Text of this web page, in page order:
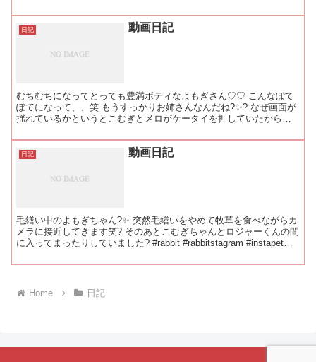
日記 動画日記
むちむちになってとっても豊満ボディなよもぎさん♡♡ こんなぽて
ぽてになって、、笑 もうすっかりお姉さんなんだね?✨? なぜ画面が
揺れているかというとこむぎとメロがケータイを押していたからで
日記 動画日記
毛繕い中のよもぎちゃん?✨ 突然毛繕いをやめて牧草を食べながらカ
メラに接近してきます笑? そのあとこむぎちゃんとロジャーくんの間
に入ってまったりしていました? #rabbit #rabbitstagram #instapet
Home 日記